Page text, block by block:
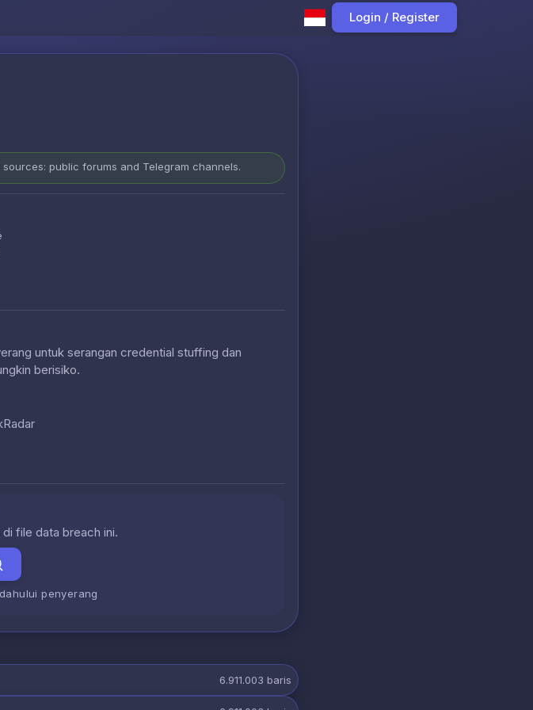
Login / Register
public forums and Telegram channels.
untuk serangan credential stuffing dan
berisiko.
file data breach ini.
dahului penyerang
6.911.003 baris